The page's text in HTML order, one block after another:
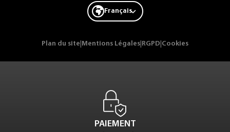
Français
Plan du site Mentions Légales RGPD Cookies
PAIEMENT